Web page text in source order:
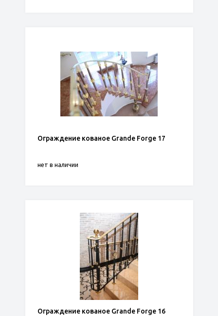
Ограждение кованое Grande Forge 17
нет в наличии
Ограждение кованое Grande Forge 16